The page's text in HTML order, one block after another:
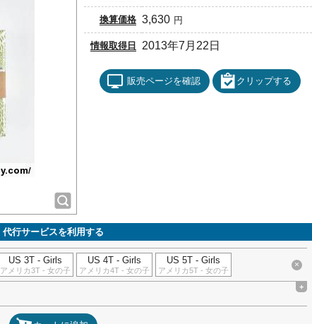
換算価格 3,630 円
情報取得日 2013年7月22日
販売ページを確認 クリップする
代行サービスを利用する
US 3T - Girls
アメリカ3T - 女の子
US 4T - Girls
アメリカ4T - 女の子
US 5T - Girls
アメリカ5T - 女の子
×
+